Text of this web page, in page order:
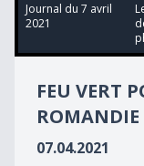
13
minutes,
seconds
Journal du 7 avril
2021
FEU VERT
ROMANDIE
07.04.2021